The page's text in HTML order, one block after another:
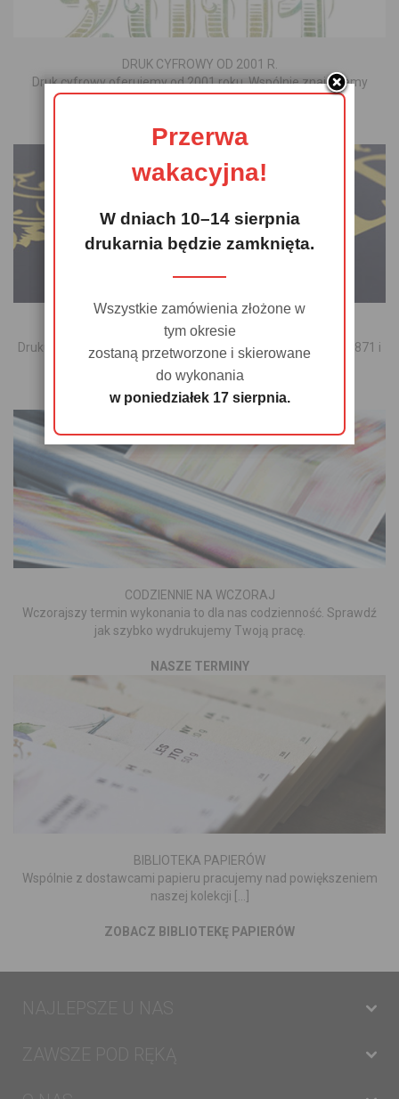
DRUK CYFROWY OD 2001 R.
Druk cyfrowy oferujemy od 2001 roku. Wspólnie znajdziemy
20 LAT DOŚWIADCZENIA
CYFROWY ZŁOTY I SREBRNY
Drukujemy cyfrowo kolorami metalicznymi złotym Pantone 871 i
WIĘCEJ O FARBACH METALICZNYCH
CODZIENNIE NA WCZORAJ
Wczorajszy termin wykonania to dla nas codzienność. Sprawdź
jak szybko wydrukujemy Twoją pracę.
NASZE TERMINY
BIBLIOTEKA PAPIERÓW
Wspólnie z dostawcami papieru pracujemy nad powiększeniem
naszej kolekcji [...]
ZOBACZ BIBLIOTEKĘ PAPIERÓW
Przerwa
wakacyjna!
W dniach 10–14 sierpnia
drukarnia będzie zamknięta.
Wszystkie zamówienia złożone w
tym okresie
zostaną przetworzone i skierowane
do wykonania
w poniedziałek 17 sierpnia.